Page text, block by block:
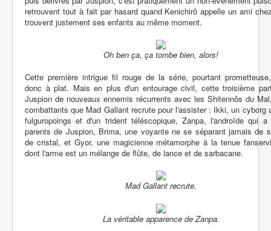
retrouvent tout à fait par hasard quand Kenichirô appelle un ami
trouvent justement ses enfants au même moment.
Oh ben ça, ça tombe bien, alors!
Cette première intrigue fil rouge de la série, pourtant
donc à plat. Mais en plus d'un entourage civil, cette troisième
Juspion de nouveaux ennemis récurrents avec les Shitennôs du
combattants que Mad Gallant recrute pour l'assister : Ikki, un cyborg
fulguropoings et d'un trident téléscopique, Zanpa, l'androïde qui
parents de Juspion, Brima, une voyante ne se séparant jamais de
de cristal, et Gyor, une magicienne métamorphe à la tenue
dont l'arme est un mélange de flûte, de lance et de sarbacane.
Mad Gallant recrute.
La véritable apparence de Zanpa.